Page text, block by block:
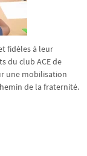
fidèles à leur
du club ACE de
une mobilisation
de la fraternité.